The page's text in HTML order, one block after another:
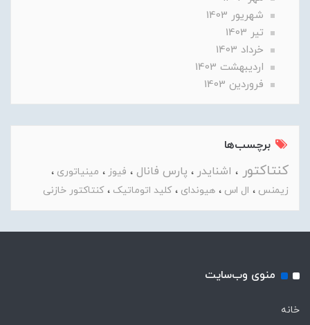
شهریور 1403
تير 1403
خرداد 1403
ارديبهشت 1403
فروردین 1403
برچسب‌ها
کنتاکتور اشنایدر پارس فانال فیوز
مینیاتوری
زیمنس
ال اس هیوندای کلید اتوماتیک کنتاکتور خازنی
منوی وب‌سایت
خانه